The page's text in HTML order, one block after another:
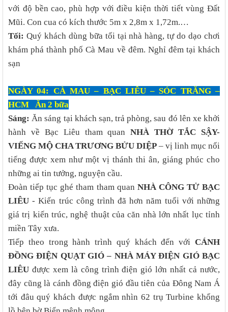
với độ bền cao, phù hợp với điều kiện thời tiết vùng Đất
Mũi. Con cua có kích thước 5m x 2,8m x 1,72m.…
Tối: Quý khách dùng bữa tối tại nhà hàng, tự do dạo chơi
khám phá thành phố Cà Mau về đêm. Nghỉ đêm tại khách
sạn
NGÀY 04: CÀ MAU – BẠC LIÊU – SÓC TRĂNG –
HCM Ăn 2 bữa
Sáng: Ăn sáng tại khách sạn, trả phòng, sau đó lên xe khởi
hành về Bạc Liêu tham quanNHÀ THỜ TẮC SẬY-
VIẾNG MỘ CHA TRƯƠNG BỬU DIỆP – vị linh mục nổi
tiếng được xem như một vị thánh thi ân, giáng phúc cho
những ai tin tưởng, nguyện cầu.
Đoàn tiếp tục ghé tham tham quan NHÀ CÔNG TỬ BẠC
LIÊU- Kiến trúc công trình đã hơn năm tuổi với những
giá trị kiến trúc, nghệ thuật của căn nhà lớn nhất lục tỉnh
miền Tây xưa.
Tiếp theo trong hành trình quý khách đến với CÁNH
ĐỒNG ĐIỆN QUẠT GIÓ – NHÀ MÁY ĐIỆN GIÓ BẠC
LIÊU được xem là công trình điện gió lớn nhất cả nước,
đây cũng là cánh đồng điện gió đầu tiên của Đông Nam Á
tới đâu quý khách được ngắm nhìn 62 trụ Turbine khổng